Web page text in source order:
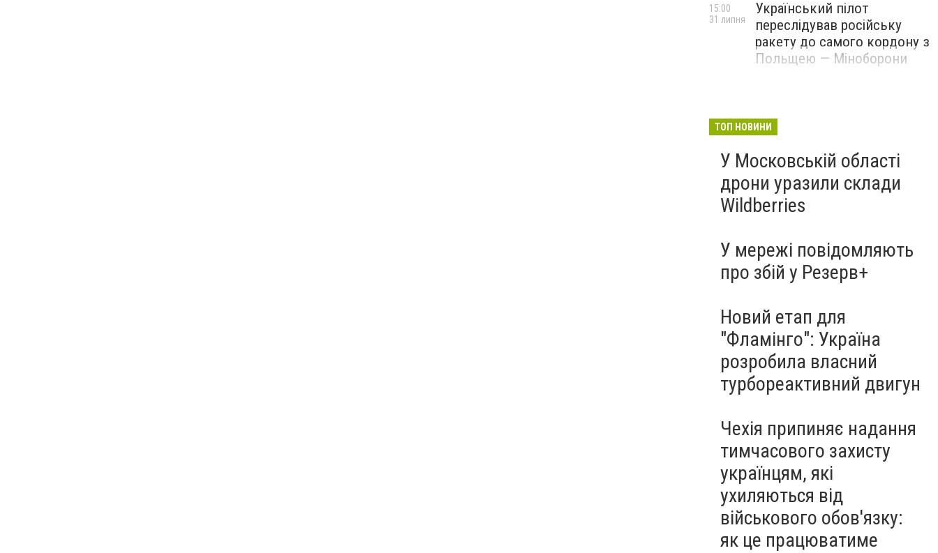
Український пілот
переслідував російську
ракету до самого кордону з
Польщею — Міноборони
15:00
31 липня
ТОП НОВИНИ
У Московській області
дрони уразили склади
Wildberries
У мережі повідомляють
про збій у Резерв+
Новий етап для
"Фламінго": Україна
розробила власний
турбореактивний двигун
Чехія припиняє надання
тимчасового захисту
українцям, які
ухиляються від
військового обов'язку:
як це працюватиме